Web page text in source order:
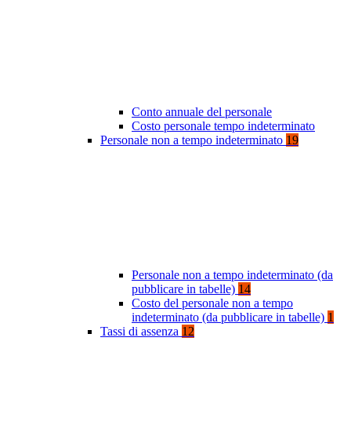
Conto annuale del personale
Costo personale tempo indeterminato
Personale non a tempo indeterminato 19
Personale non a tempo indeterminato (da
pubblicare in tabelle) 14
Costo del personale non a tempo
indeterminato (da pubblicare in tabelle) 1
Tassi di assenza 12